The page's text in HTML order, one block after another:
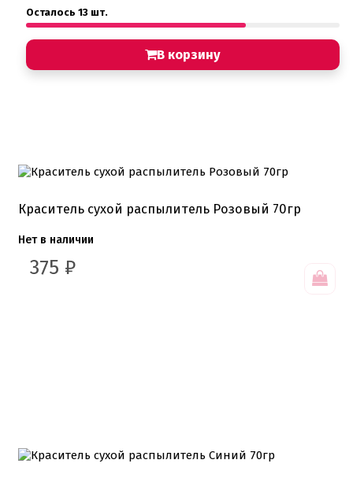
Осталось 13 шт.
В корзину
Краситель сухой распылитель Розовый 70гр
Нет в наличии
375 ₽